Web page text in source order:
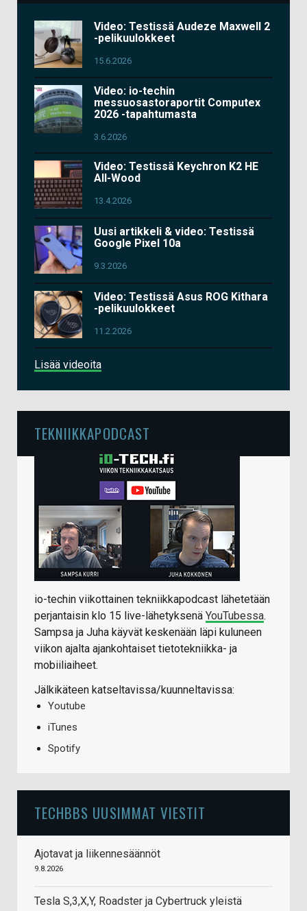
Video: Testissä Audeze Maxwell 2
-pelikuulokkeet
15.6.2026
Video: io-techin
messuosastoraportit Computex
2026 -tapahtumasta
3.6.2026
Video: Testissä Keychron K2 HE
All-Wood
13.4.2026
Uusi artikkeli & video: Testissä
Google Pixel 10a
9.3.2026
Video: Testissä Asus ROG Kithara
-pelikuulokkeet
11.2.2026
Lisää videoita
TEKNIIKKAPODCAST
io-techin viikottainen tekniikkapodcast lähetetään
perjantaisin klo 15 live-lähetyksenä YouTubessa.
Sampsa ja Juha käyvät keskenään läpi kuluneen
viikon ajalta ajankohtaiset tietotekniikka- ja
mobiiliaiheet.
Jälkikäteen katseltavissa/kuunneltavissa:
Youtube
iTunes
Spotify
TECHBBS UUSIMMAT VIESTIT
Ajotavat ja liikennesäännöt
9.8.2026
Tesla S,3,X,Y, Roadster ja Cybertruck yleistä